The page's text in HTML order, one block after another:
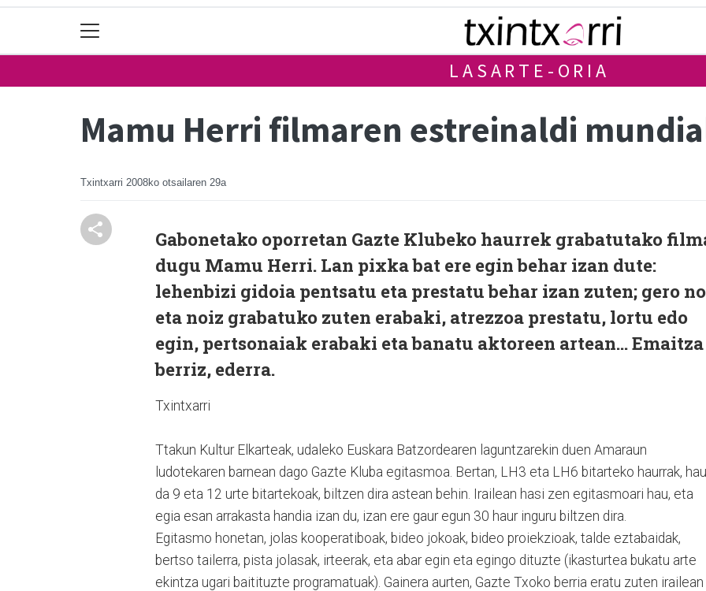
LASARTE-ORIA
Mamu Herri filmaren estreinaldi
Txintxarri 2008ko otsailaren 29a
Gabonetako oporretan Gazte Klubeko haurrek grabatutako
dugu Mamu Herri. Lan pixka bat ere egin behar izan dute:
lehenbizi gidoia pentsatu eta prestatu behar izan zuten; gero
eta noiz grabatuko zuten erabaki, atrezzoa prestatu, lortu edo
egin, pertsonaiak erabaki eta banatu aktoreen artean... Emaitza
berriz, ederra.
Txintxarri
Ttakun Kultur Elkarteak, udaleko Euskara Batzordearen laguntzarekin duen Amaraun
ludotekaren barnean dago Gazte Kluba egitasmoa. Bertan, LH3 eta LH6 bitarteko haurrak, hau
da 9 eta 12 urte bitartekoak, biltzen dira astean behin. Irailean hasi zen egitasmoari hau, eta
egia esan arrakasta handia izan du, izan ere gaur egun 30 haur inguru biltzen dira.
Egitasmo honetan, jolas kooperatiboak, bideo jokoak, bideo proiekzioak, talde eztabaidak,
bertso tailerra, pista jolasak, irteerak, eta abar egin eta egingo dituzte (ikasturtea bukatu arte
ekintza ugari baitituzte programatuak). Gainera aurten, Gazte Txoko berria eratu zuten irailean